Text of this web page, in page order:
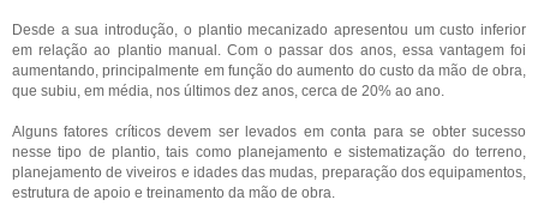
Desde a sua introdução, o plantio mecanizado apresentou um custo inferior
em relação ao plantio manual. Com o passar dos anos, essa vantagem foi
aumentando, principalmente em função do aumento do custo da mão de obra,
que subiu, em média, nos últimos dez anos, cerca de 20% ao ano.
Alguns fatores críticos devem ser levados em conta para se obter sucesso
nesse tipo de plantio, tais como planejamento e sistematização do terreno,
planejamento de viveiros e idades das mudas, preparação dos equipamentos,
estrutura de apoio e treinamento da mão de obra.